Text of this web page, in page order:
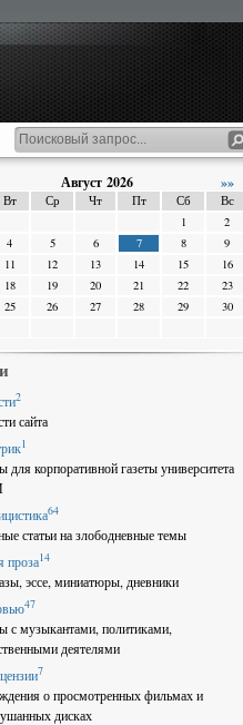
Август 2026 »»
Вт Ср Чт Пт Сб
Вс
1
2
4 5 6 7 8
9
11 12 13 14 15
16
18 19 20 21 22
23
25 26 27 28 29
30
2
сайта
1
для корпоративной газеты университета
64
статьи на злободневные темы
проза14
эссе, миниатюры, дневники
47
с музыкантами, политиками,
деятелями
7
о просмотренных фильмах и
дисках